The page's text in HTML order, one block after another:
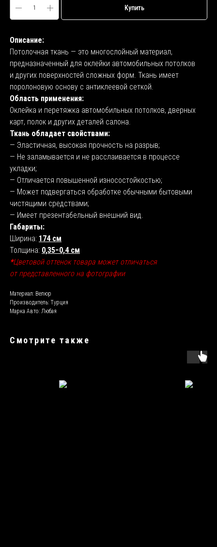
Купить
Описание:
Потолочная ткань — это многослойный материал,
предназначенный для оклейки автомобильных потолков
и других поверхностей сложных форм. Ткань имеет
поролоновую основу с антиклеевой сеткой.
Область применения:
Оклейка и перетяжка автомобильных потолков, дверных
карт, полок и других деталей салона.
Ткань обладает свойствами:
— Эластичная, высокая прочность на разрыв;
— Не заламывается и не расслаивается в процессе
укладки;
— Отличается повышенной износостойкостью;
— Может подвергаться обработке обычными бытовыми
чистящими средствами;
— Имеет презентабельный внешний вид.
Габариты:
Ширина: 174 см
Толщина: 0,35−0,4 см
*Цветовой оттенок товара может отличаться
от представленного на фотографии
Материал: Велюр
Производитель: Турция
Марка Авто: Любая
Смотрите также